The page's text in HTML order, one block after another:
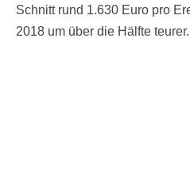
Schnitt rund 1.630 Euro pro
2018 um über die Hälfte teurer.